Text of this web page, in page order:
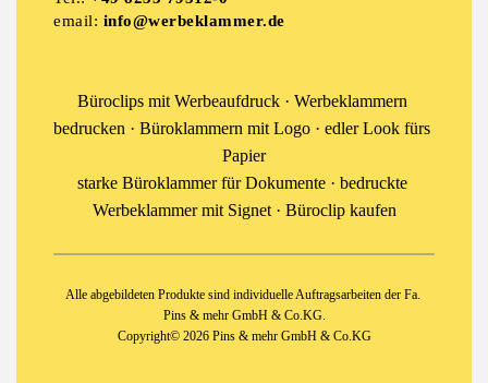
email: info@werbeklammer.de
Büroclips mit Werbeaufdruck · Werbeklammern
bedrucken · Büroklammern mit Logo · edler Look fürs
Papier
starke Büroklammer für Dokumente · bedruckte
Werbeklammer mit Signet · Büroclip kaufen
Alle abgebildeten Produkte sind individuelle Auftragsarbeiten der Fa.
Pins & mehr GmbH & Co.KG.
Copyright© 2026 Pins & mehr GmbH & Co.KG